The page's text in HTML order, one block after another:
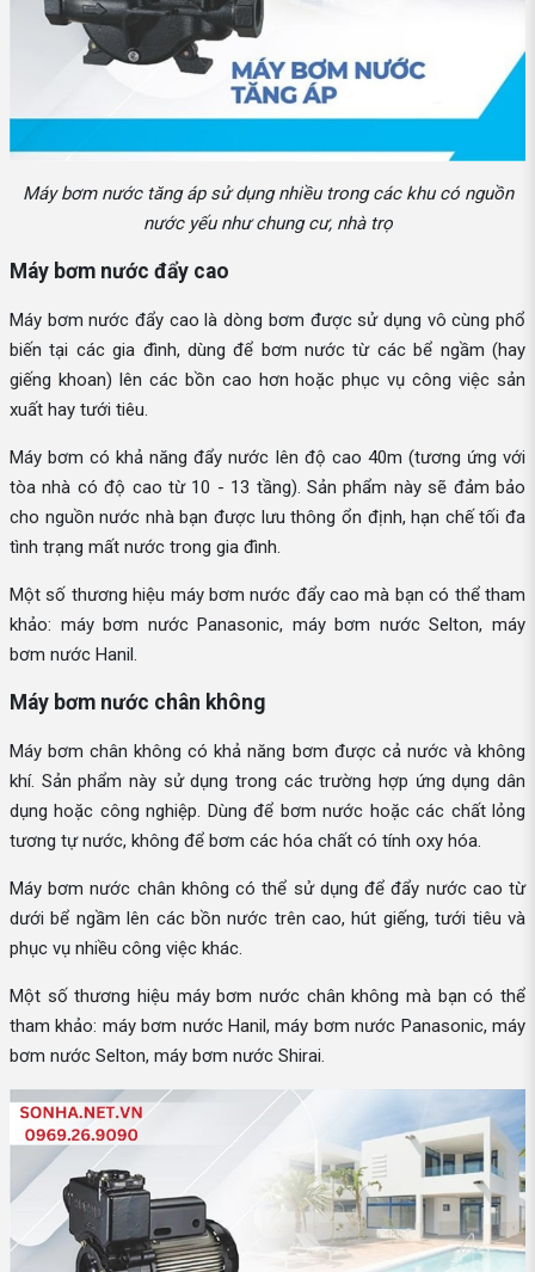
Máy bơm nước tăng áp sử dụng nhiều trong các khu có nguồn
nước yếu như chung cư, nhà trọ
Máy bơm nước đẩy cao
Máy bơm nước đẩy cao là dòng bơm được sử dụng vô cùng phổ
biến tại các gia đình, dùng để bơm nước từ các bể ngầm (hay
giếng khoan) lên các bồn cao hơn hoặc phục vụ công việc sản
xuất hay tưới tiêu.
Máy bơm có khả năng đẩy nước lên độ cao 40m (tương ứng với
tòa nhà có độ cao từ 10 - 13 tầng). Sản phẩm này sẽ đảm bảo
cho nguồn nước nhà bạn được lưu thông ổn định, hạn chế tối đa
tình trạng mất nước trong gia đình.
Một số thương hiệu máy bơm nước đẩy cao mà bạn có thể tham
khảo: máy bơm nước Panasonic, máy bơm nước Selton, máy
bơm nước Hanil.
Máy bơm nước chân không
Máy bơm chân không có khả năng bơm được cả nước và không
khí. Sản phẩm này sử dụng trong các trường hợp ứng dụng dân
dụng hoặc công nghiệp. Dùng để bơm nước hoặc các chất lỏng
tương tự nước, không để bơm các hóa chất có tính oxy hóa.
Máy bơm nước chân không có thể sử dụng để đẩy nước cao từ
dưới bể ngầm lên các bồn nước trên cao, hút giếng, tưới tiêu và
phục vụ nhiều công việc khác.
Một số thương hiệu máy bơm nước chân không mà bạn có thể
tham khảo: máy bơm nước Hanil, máy bơm nước Panasonic, máy
bơm nước Selton, máy bơm nước Shirai.